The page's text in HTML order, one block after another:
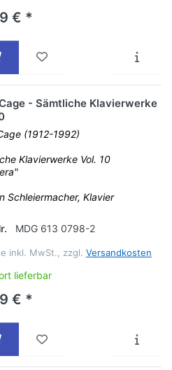
€ *
- Sämtliche Klavierwerke
(1912-1992)
Klavierwerke Vol. 10
Schleiermacher, Klavier
MDG 613 0798-2
inkl. MwSt., zzgl. Versandkosten
lieferbar
€ *